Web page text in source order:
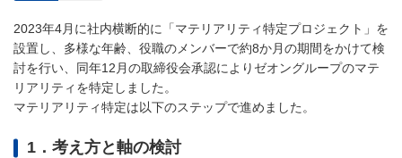
2023年4月に社内横断的に「マテリアリティ特定プロジェクト」を
設置し、多様な年齢、役職のメンバーで約8か月の期間をかけて検
討を行い、同年12月の取締役会承認によりゼオングループのマテ
リアリティを特定しました。
マテリアリティ特定は以下のステップで進めました。
1．考え方と軸の検討